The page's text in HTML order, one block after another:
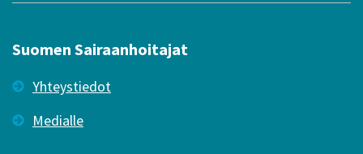
Suomen Sairaanhoitajat
Yhteystiedot
Medialle